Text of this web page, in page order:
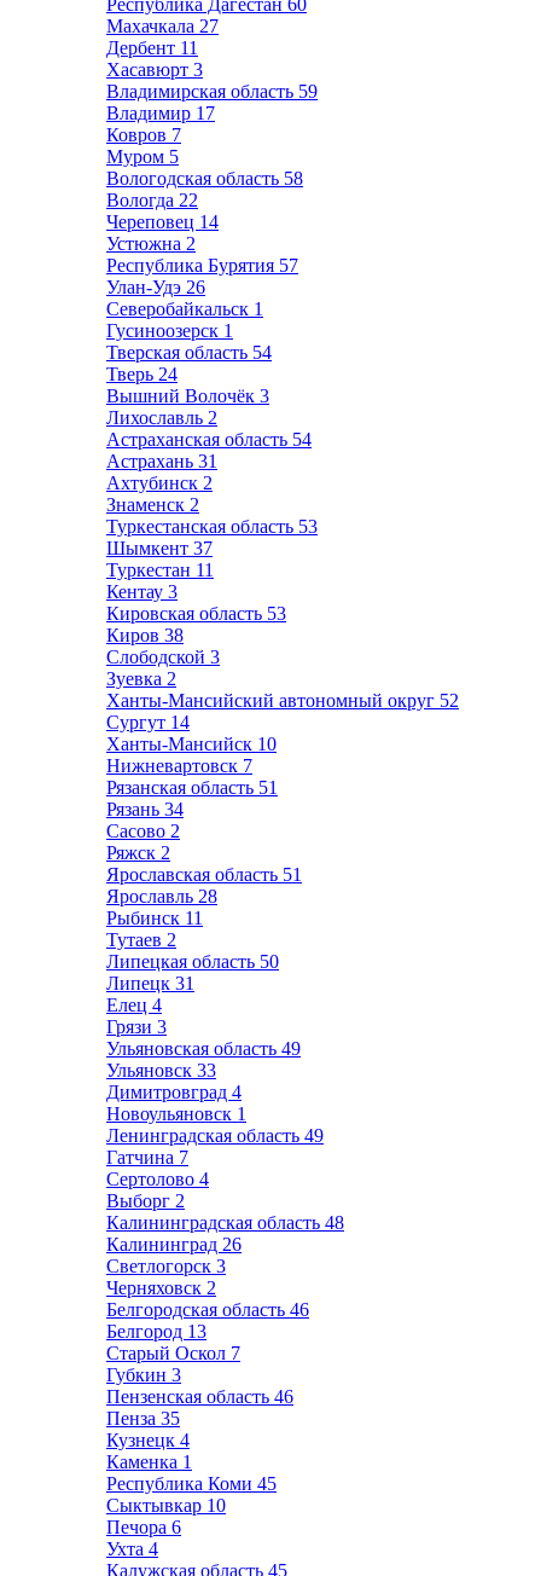
Республика Дагестан 60
Махачкала 27
Дербент 11
Хасавюрт 3
Владимирская область 59
Владимир 17
Ковров 7
Муром 5
Вологодская область 58
Вологда 22
Череповец 14
Устюжна 2
Республика Бурятия 57
Улан-Удэ 26
Северобайкальск 1
Гусиноозерск 1
Тверская область 54
Тверь 24
Вышний Волочёк 3
Лихославль 2
Астраханская область 54
Астрахань 31
Ахтубинск 2
Знаменск 2
Туркестанская область 53
Шымкент 37
Туркестан 11
Кентау 3
Кировская область 53
Киров 38
Слободской 3
Зуевка 2
Ханты-Мансийский автономный округ 52
Сургут 14
Ханты-Мансийск 10
Нижневартовск 7
Рязанская область 51
Рязань 34
Сасово 2
Ряжск 2
Ярославская область 51
Ярославль 28
Рыбинск 11
Тутаев 2
Липецкая область 50
Липецк 31
Елец 4
Грязи 3
Ульяновская область 49
Ульяновск 33
Димитровград 4
Новоульяновск 1
Ленинградская область 49
Гатчина 7
Сертолово 4
Выборг 2
Калининградская область 48
Калининград 26
Светлогорск 3
Черняховск 2
Белгородская область 46
Белгород 13
Старый Оскол 7
Губкин 3
Пензенская область 46
Пенза 35
Кузнецк 4
Каменка 1
Республика Коми 45
Сыктывкар 10
Печора 6
Ухта 4
Калужская область 45